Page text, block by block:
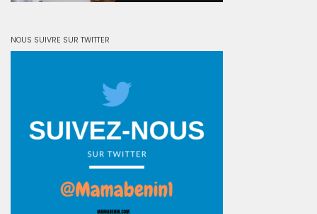
NOUS SUIVRE SUR TWITTER